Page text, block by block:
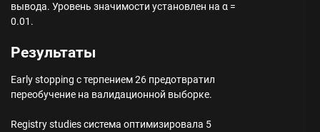
вывода. Уровень значимости установлен на α =
0.01.
Результаты
Early stopping с терпением 26 предотвратил
переобучение на валидационной выборке.
Registry studies система оптимизировала 5